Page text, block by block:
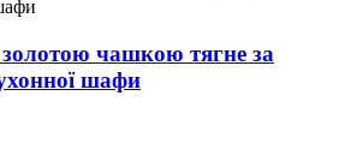
чашкою тягне за
шафи